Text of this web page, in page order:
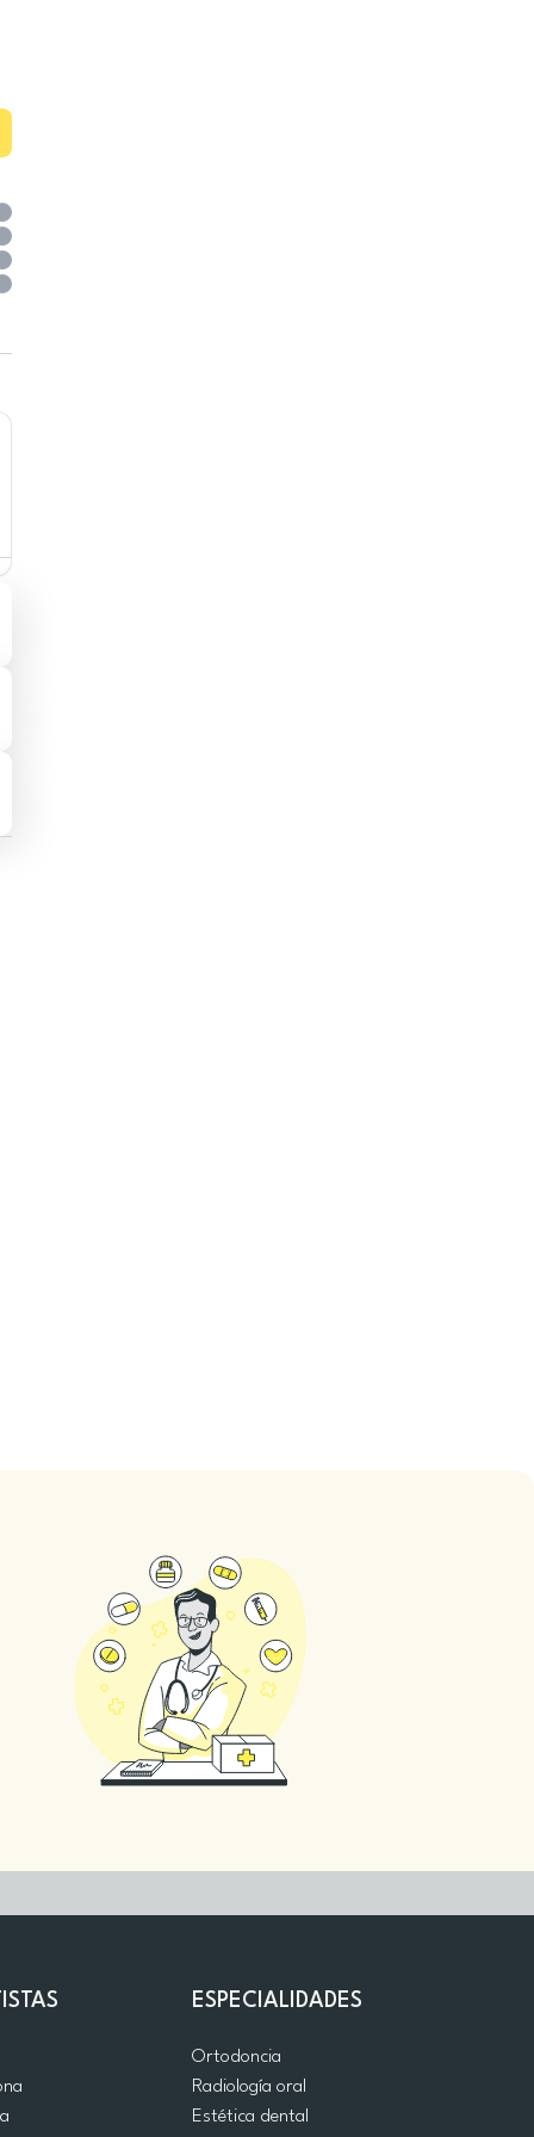
ESPECIALIDADES
Ortodoncia
Radiología oral
Estética dental